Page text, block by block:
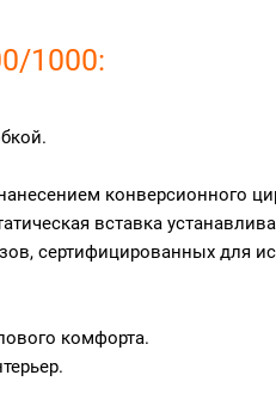
1000:
конверсионного
вставка
сертифицированных для
комфорта.